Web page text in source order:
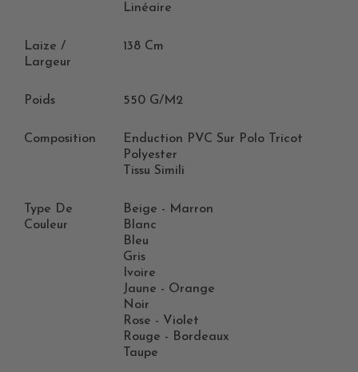
Linéaire
Laize /
Largeur
138 Cm
Poids 550 G/m2
Composition
Enduction PVC Sur Polo Tricot
Polyester
Tissu Simili
Type De
Couleur
Beige - Marron
Blanc
Bleu
Gris
Ivoire
Jaune - Orange
Noir
Rose - Violet
Rouge - Bordeaux
Taupe